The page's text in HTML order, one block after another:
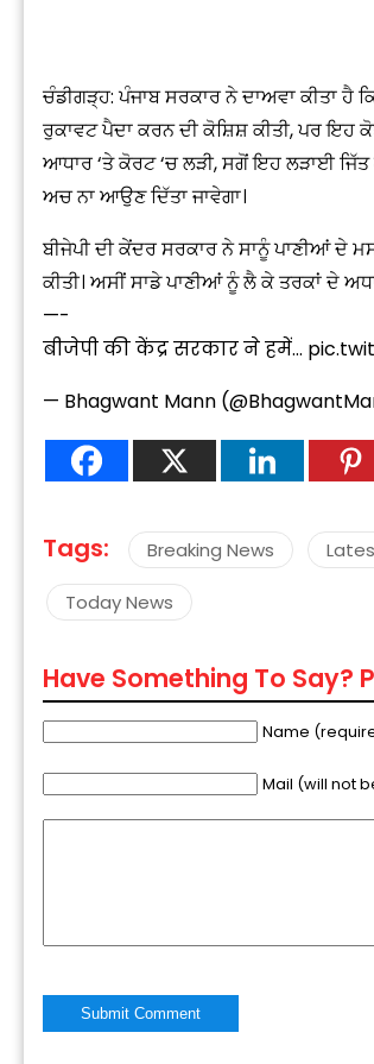
ਚੰਡੀਗੜ੍ਹ: ਪੰਜਾਬ ਸਰਕਾਰ ਨੇ ਦਾਅਵਾ ਕੀਤਾ ਹੈ
ਰੁਕਾਵਟ ਪੈਦਾ ਕਰਨ ਦੀ ਕੋਸ਼ਿਸ਼ ਕੀਤੀ, ਪਰ ਇਹ
ਆਧਾਰ ‘ਤੇ ਕੋਰਟ ‘ਚ ਲੜੀ, ਸਗੋਂ ਇਹ ਲੜਾਈ ਜਿੱਤ
ਅਚ ਨਾ ਆਉਣ ਦਿੱਤਾ ਜਾਵੇਗਾ।
ਬੀਜੇਪੀ ਦੀ ਕੇਂਦਰ ਸਰਕਾਰ ਨੇ ਸਾਨੂੰ ਪਾਣੀਆਂ ਦੇ
ਕੀਤੀ। ਅਸੀਂ ਸਾਡੇ ਪਾਣੀਆਂ ਨੂੰ ਲੈ ਕੇ ਤਰਕਾਂ ਦੇ
—-
बीजेपी की केंद्र सरकार ने हमें…
— Bhagwant Mann
Tags: Breaking News
Today News
Have Something To Say?
Name
Mail (will not